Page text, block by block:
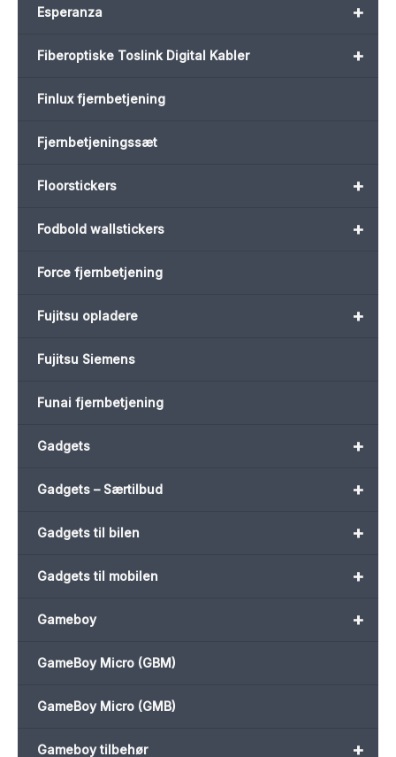
+
Esperanza
+
Fiberoptiske Toslink Digital Kabler
Finlux fjernbetjening
Fjernbetjeningssæt
+
Floorstickers
+
Fodbold wallstickers
Force fjernbetjening
+
Fujitsu opladere
Fujitsu Siemens
Funai fjernbetjening
+
Gadgets
+
Gadgets – Særtilbud
+
Gadgets til bilen
+
Gadgets til mobilen
+
Gameboy
GameBoy Micro (GBM)
GameBoy Micro (GMB)
+
Gameboy tilbehør